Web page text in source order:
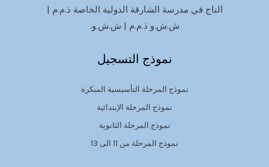
الناج في مدرسة الشارقة الدولية الخاصة ذ.م.م |
ش.ش.و ذ.م.م | ش.ش.و.
نموذج التسجيل
نموذج المرحلة التأسيسية المبكرة
نموذج المرحلة الإبتدائية
نموذج المرحلة الثانوية
نموذج المرحلة من 11 الى 13